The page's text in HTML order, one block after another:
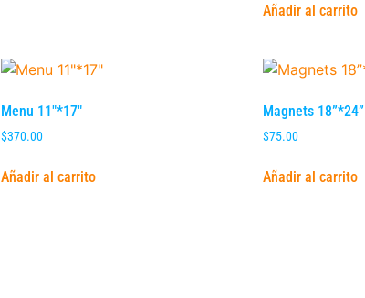
Añadir al carrito
Menu 11″*17″
$370.00
Añadir al carrito
Magnets 18”*24”
$75.00
Añadir al carrito